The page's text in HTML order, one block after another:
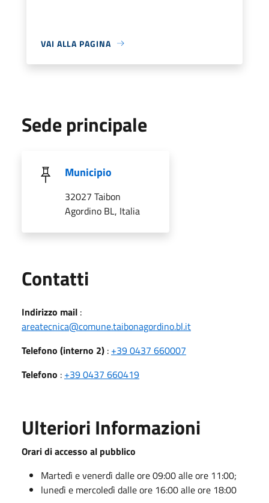
VAI ALLA PAGINA
Sede principale
Municipio
32027 Taibon
Agordino BL, Italia
Contatti
Indirizzo mail :
areatecnica@comune.taibonagordino.bl.it
Telefono (interno 2) : +39 0437 660007
Telefono : +39 0437 660419
Ulteriori Informazioni
Orari di accesso al pubblico
Martedì e venerdì dalle ore 09:00 alle ore 11:00;
lunedì e mercoledì dalle ore 16:00 alle ore 18:00